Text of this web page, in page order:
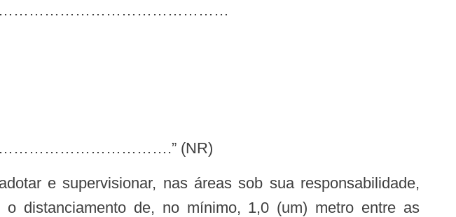
(NR)
distanciamento de, no mínimo, 1,0 (um) metro entre as